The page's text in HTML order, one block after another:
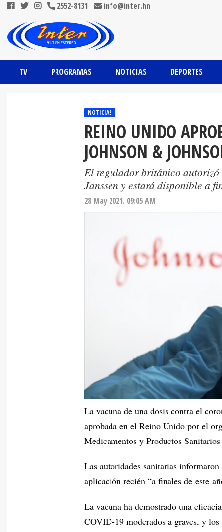
2552-8131 info@inter.hn
TV PROGRAMAS NOTICIAS DEPORTES
NOTICIAS
REINO UNIDO
JOHNSON &
El regulador británico
Janssen y estará disponible a
28 May 2021. 09:05 AM
La vacuna de una dosis contra el
aprobada en el Reino Unido por el
Medicamentos y Productos
Las autoridades sanitarias
aplicación recién “a finales de este
La vacuna ha demostrado una
COVID-19 moderados a graves, y